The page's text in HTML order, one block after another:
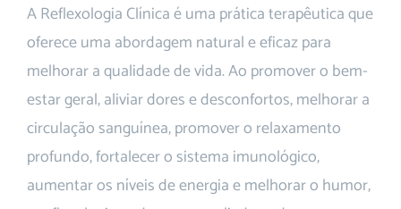
A Reflexologia Clínica é uma prática terapêutica que
oferece uma abordagem natural e eficaz para
melhorar a qualidade de vida. Ao promover o bem-
estar geral, aliviar dores e desconfortos, melhorar a
circulação sanguínea, promover o relaxamento
profundo, fortalecer o sistema imunológico,
aumentar os níveis de energia e melhorar o humor,